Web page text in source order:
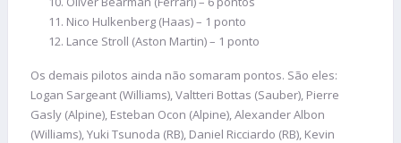
Nico Hulkenberg (Haas) – 1 ponto
Lance Stroll (Aston Martin) – 1 ponto
Os demais pilotos ainda não somaram pontos. São eles:
Logan Sargeant (Williams), Valtteri Bottas (Sauber), Pierre
Gasly (Alpine), Esteban Ocon (Alpine), Alexander Albon
(Williams), Yuki Tsunoda (RB), Daniel Ricciardo (RB), Kevin